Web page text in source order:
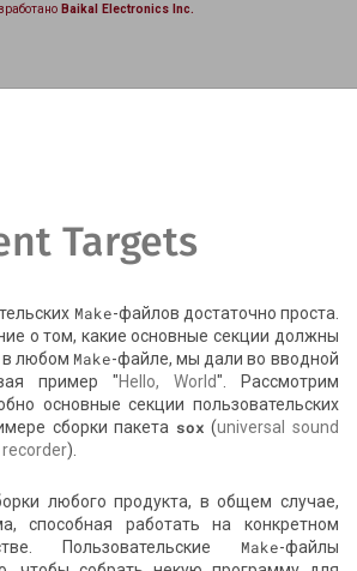
Baikal Electronics Inc.
Targets
Make-файлов достаточно проста.
о том, какие основные секции должны
в любом Make-файле, мы дали во вводной
пример "Hello, World". Рассмотрим
основные секции пользовательских
сборки пакета sox (universal sound
recorder).
любого продукта, в общем случае,
способная работать на конкретном
Пользовательские Make-файлы